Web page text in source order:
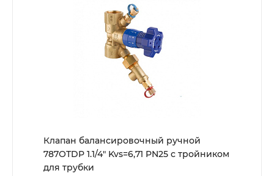
Клапан балансировочный ручной
787ОТDP 1.1/4" Kvs=6,71 PN25 с тройником
для трубки